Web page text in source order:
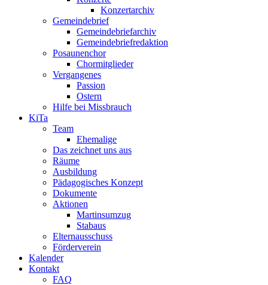
Konzertarchiv
Gemeindebrief
Gemeindebriefarchiv
Gemeindebriefredaktion
Posaunenchor
Chormitglieder
Vergangenes
Passion
Ostern
Hilfe bei Missbrauch
KiTa
Team
Ehemalige
Das zeichnet uns aus
Räume
Ausbildung
Pädagogisches Konzept
Dokumente
Aktionen
Martinsumzug
Stabaus
Elternausschuss
Förderverein
Kalender
Kontakt
FAQ